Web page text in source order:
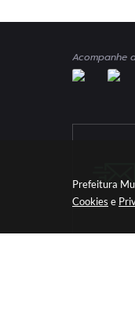
Prefeitura
Cookies e
Acompanhe